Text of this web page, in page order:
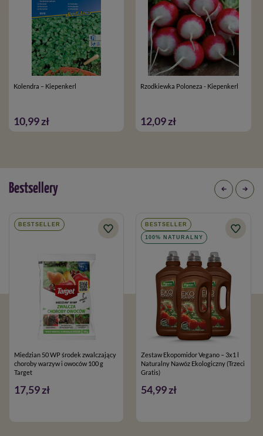
Kolendra – Kiepenkerl
10,99 zł
Rzodkiewka Poloneza - Kiepenkerl
12,09 zł
Bestsellery
BESTSELLER
Miedzian 50 WP środek zwalczający
choroby warzyw i owoców 100 g
Target
17,59 zł
BESTSELLER
100% NATURALNY
Zestaw Ekopomidor Vegano – 3x1 l
Naturalny Nawóz Ekologiczny (Trzeci
Gratis)
54,99 zł